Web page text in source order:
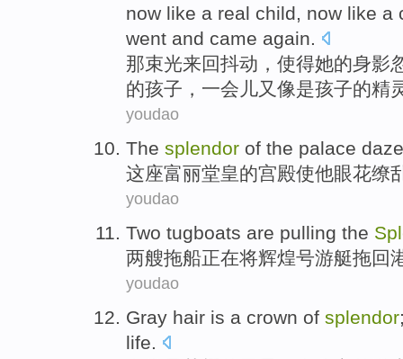
now like a real child, now like a
went and came again.
那束光来回抖动 ， 使得她的身影
的孩子 ，一会儿又 像是孩子的精
youdao
The splendor of the palace
这座富丽堂皇的宫殿使他眼花缭
youdao
Two tugboats are pulling the
两艘拖船正在将辉煌号游艇拖回
youdao
Gray hair is a crown of splendor
life.